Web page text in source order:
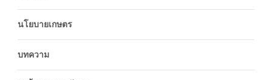
นโยบายเกษตร
บทความ